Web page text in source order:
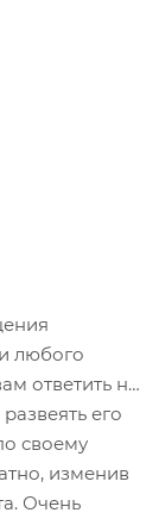
любого
ответить на
его
своему
изменив
Очень